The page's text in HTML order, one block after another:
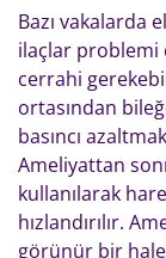
Bazı vakalarda
ilaçlar problemi
cerrahi
ortasından
basıncı
Ameliyattan
kullanılarak
hızlandırılır.
görünür bir hale